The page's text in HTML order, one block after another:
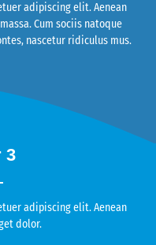
adipiscing elit. Aenean
Cum sociis natoque
nascetur ridiculus mus.
3
adipiscing elit. Aenean
dolor.